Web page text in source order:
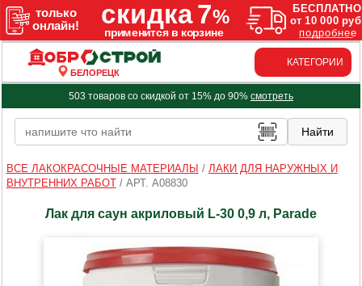
БЕЛОРЕЦК
КАТЕГОРИИ
503 товаров со скидкой от 15% до 90% смотреть
ВСЕ ЛАКОКРАСОЧНЫЕ МАТЕРИАЛЫ / ЛАКИ ДЛЯ НАРУЖНЫХ И
ВНУТРЕННИХ РАБОТ/ АРТ. A08830
Лак для саун акриловый L-30 0,9 л, Parade